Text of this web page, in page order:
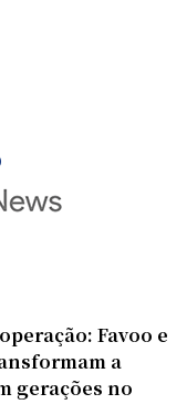
Favoo e
a
gerações no